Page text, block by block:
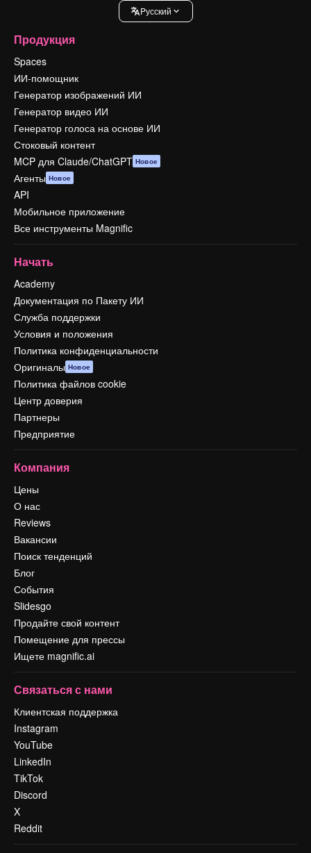
Pусский
Продукция
Spaces
ИИ-помощник
Генератор изображений ИИ
Генератор видео ИИ
Генератор голоса на основе ИИ
Стоковый контент
MCP для Claude/ChatGPT Новое
Агенты Новое
API
Мобильное приложение
Все инструменты Magnific
Начать
Academy
Документация по Пакету ИИ
Служба поддержки
Условия и положения
Политика конфиденциальности
Оригиналы Новое
Политика файлов cookie
Центр доверия
Партнеры
Предприятие
Компания
Цены
О нас
Reviews
Вакансии
Поиск тенденций
Блог
События
Slidesgo
Продайте свой контент
Помещение для прессы
Ищете magnific.ai
Связаться с нами
Клиентская поддержка
Instagram
YouTube
LinkedIn
TikTok
Discord
X
Reddit